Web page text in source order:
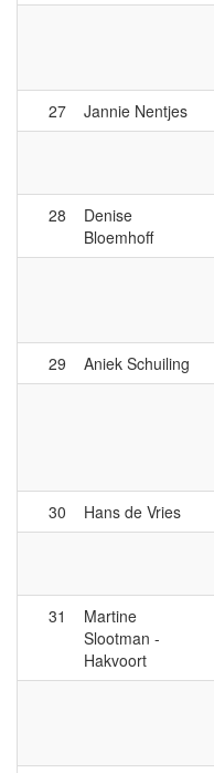
27
Jannie Nentjes
28
Denise
Bloemhoff
29
Aniek Schuiling
30
Hans de Vries
31
Martine
Slootman -
Hakvoort